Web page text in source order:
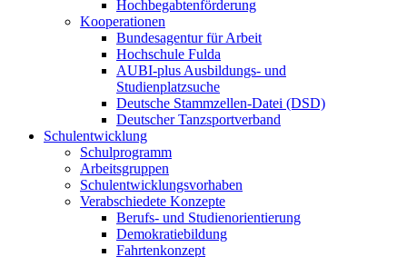
Hochbegabtenförderung
Kooperationen
Bundesagentur für Arbeit
Hochschule Fulda
AUBI-plus Ausbildungs- und
Studienplatzsuche
Deutsche Stammzellen-Datei (DSD)
Deutscher Tanzsportverband
Schulentwicklung
Schulprogramm
Arbeitsgruppen
Schulentwicklungsvorhaben
Verabschiedete Konzepte
Berufs- und Studienorientierung
Demokratiebildung
Fahrtenkonzept